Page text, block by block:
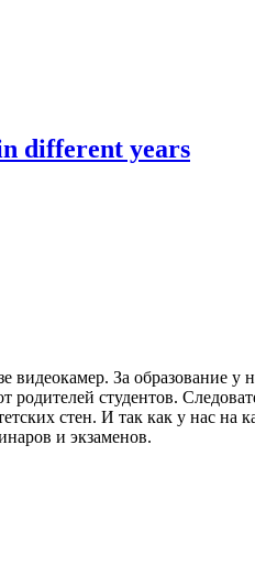
different years
видеокамер. За образование
родителей студентов.
стен. И так как у нас на
и экзаменов.